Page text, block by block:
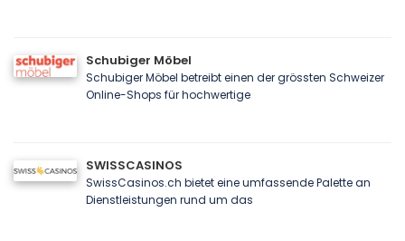
Schubiger Möbel
Schubiger Möbel betreibt einen der grössten Schweizer
Online-Shops für hochwertige
SWISSCASINOS
SwissCasinos.ch bietet eine umfassende Palette an
Dienstleistungen rund um das